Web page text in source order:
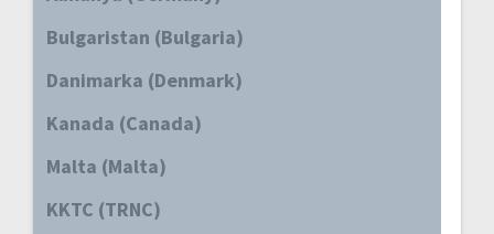
Bulgaristan (Bulgaria)
Danimarka (Denmark)
Kanada (Canada)
Malta (Malta)
KKTC (TRNC)